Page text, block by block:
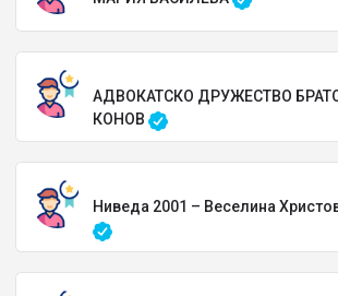
АДВОКАТСКО ДРУЖЕСТВО
КОНОВ
Ниведа 2001 – Веселина